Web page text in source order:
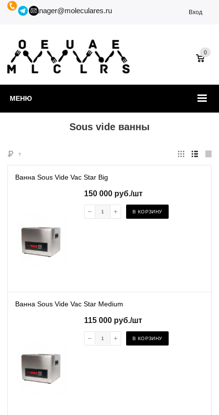
manager@moleculares.ru Вход
МЕНЮ
0
Sous vide ванны
Ванна Sous Vide Vac Star Big
150 000 руб./шт
В КОРЗИНУ
Ванна Sous Vide Vac Star Medium
115 000 руб./шт
В КОРЗИНУ